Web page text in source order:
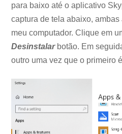
para baixo até o aplicativo
captura de tela abaixo,
meu computador. Clique em
Desinstalarbotão. Em
outro uma vez que o primeiro